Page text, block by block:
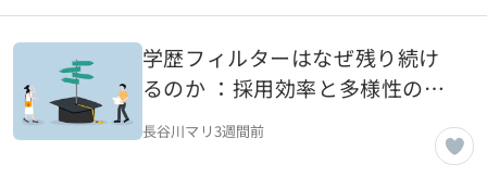
学歴フィルターはなぜ残り続け
るのか ：採用効率と多様性の間
にある課題
長谷川マリ3週間前